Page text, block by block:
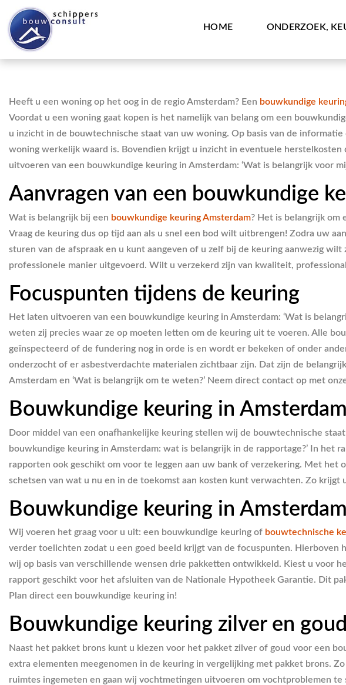
HOME ONDERZOEK,
Heeft u een woning op het oog in de regio Amsterdam? Een bouwkundige
Voordat u een woning gaat kopen is het namelijk van belang om een
u inzicht in de bouwtechnische staat van uw woning. Op basis van de
woning werkelijk waard is. Bovendien krijgt u inzicht in eventuele
uitvoeren van een bouwkundige keuring in Amsterdam: ‘Wat is belangrijk voor
Aanvragen van een bouwkundige
Wat is belangrijk bij een bouwkundige keuring Amsterdam? Het is belangrijk om
Vraag de keuring dus op tijd aan als u snel een bod wilt uitbrengen! Zodra uw
sturen van de afspraak en u kunt aangeven of u zelf bij de keuring aanwezig
professionele manier uitgevoerd. Wilt u verzekerd zijn van kwaliteit,
Focuspunten tijdens de keuring
Het laten uitvoeren van een bouwkundige keuring in Amsterdam: ‘Wat is
weten zij precies waar ze op moeten letten om de keuring uit te voeren. Alle
geïnspecteerd of de fundering nog in orde is en wordt er bekeken of onder
onderzocht of er asbestverdachte materialen zichtbaar zijn. Dat zijn de
Amsterdam en ‘Wat is belangrijk om te weten?’ Neem direct contact op met
Bouwkundige keuring in
Door middel van een onafhankelijke keuring stellen wij de bouwtechnische
bouwkundige keuring in Amsterdam: wat is belangrijk in de rapportage?’ In
rapporten ook geschikt om voor te leggen aan uw bank of verzekering. Met het
schetsen van wat u nu en in de toekomst aan kosten kunt verwachten. Zo
Bouwkundige keuring in
Wij voeren het graag voor u uit: een bouwkundige keuring of bouwtechnische
verder toelichten zodat u een goed beeld krijgt van de focuspunten. Hierboven
wij op basis van verschillende wensen drie pakketten ontwikkeld. Kiest u voor
rapport geschikt voor het afsluiten van de Nationale Hypotheek Garantie. Dit
Plan direct een bouwkundige keuring in!
Bouwkundige keuring zilver en goud
Naast het pakket brons kunt u kiezen voor het pakket zilver of goud voor een
extra elementen meegenomen in de keuring in vergelijking met pakket brons.
ruimtes ingemeten en gaan wij vochtmetingen uitvoeren om vochtproblemen